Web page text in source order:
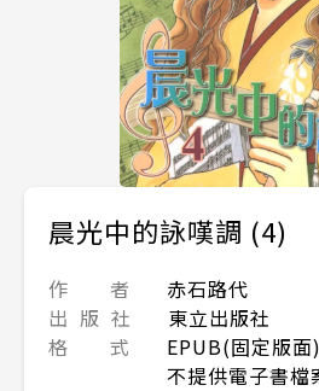
晨光中的詠嘆調 (4)
作 者
赤石路代
出 版 社
東立出版社
格 式
EPUB(固定版面)
不提供電子書檔